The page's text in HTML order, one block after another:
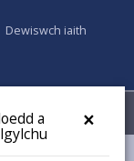
×
a
Dewiswch iaith
Fy Nghyfrifon